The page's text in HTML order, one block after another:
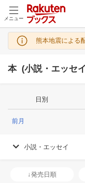
メニュー
熊本地震による
本 (小説・エッセ
日別
前月
小説・エッセイ
↓発売日順